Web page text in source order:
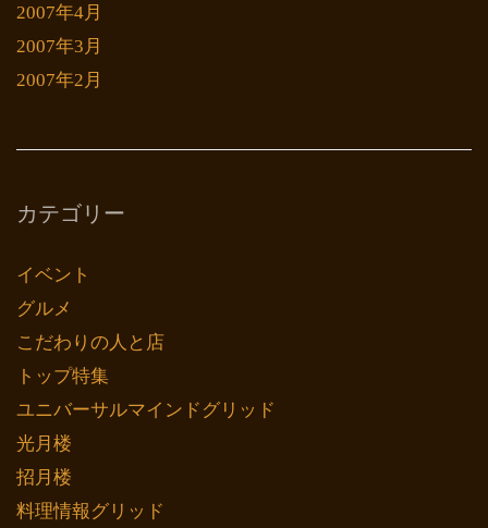
2007年4月
2007年3月
2007年2月
カテゴリー
イベント
グルメ
こだわりの人と店
トップ特集
ユニバーサルマインドグリッド
光月楼
招月楼
料理情報グリッド